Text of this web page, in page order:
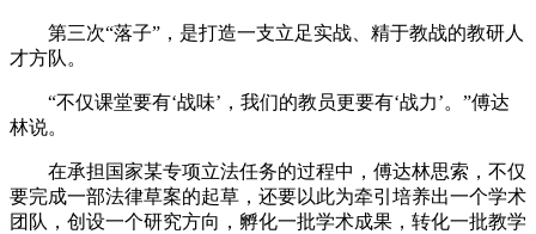
第三次“落子”，是打造一支立足实战、精于教战的教研人
才方队。
“不仅课堂要有‘战味’，我们的教员更要有‘战力’。”傅达
林说。
在承担国家某专项立法任务的过程中，傅达林思索，不仅
要完成一部法律草案的起草，还要以此为牵引培养出一个学术
团队，创设一个研究方向，孵化一批学术成果，转化一批教学